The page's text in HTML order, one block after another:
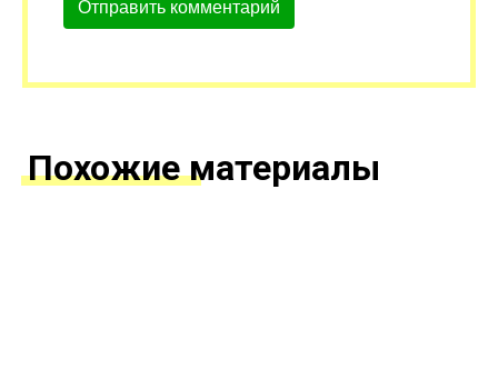
Похожие материалы